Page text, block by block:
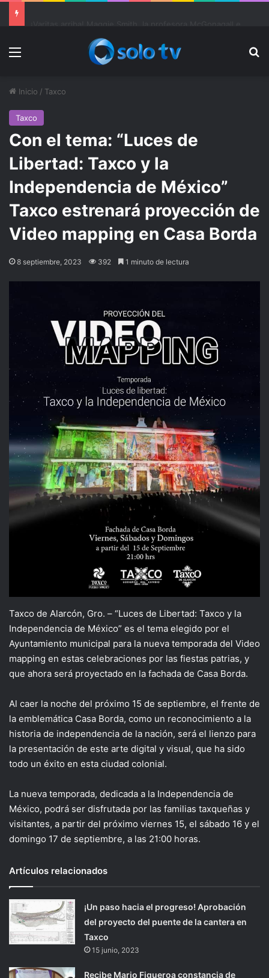
Menu
Inicio / Taxco
Taxco
Con el tema: “Luces de
Libertad: Taxco y la
Independencia de México”
Taxco estrenará proyección de
Video mapping en Casa Borda
8 septiembre, 2023 392 1 minuto de lectura
Taxco de Alarcón, Gro. – “Luces de Libertad: Taxco y la
Independencia de México” es el tema elegido por el
Ayuntamiento municipal para la nueva temporada del Video
mapping en estas celebraciones por las fiestas patrias, y
que ahora será proyectado en la fachada de Casa Borda.
Al caer la noche del próximo 15 de septiembre, el frente de
la emblemática Casa Borda, como un reconocimiento a la
historia de independencia de la nación, será el lienzo para
la presentación de este arte digital y visual, que ha sido
todo un éxito en esta ciudad colonial.
La nueva temporada, dedicada a la Independencia de
México, podrá ser disfrutada por las familias taxqueñas y
visitantes, a partir del próximo viernes 15, el sábado 16 y el
domingo 17 de septiembre, a las 21:00 horas.
Artículos relacionados
¡Un paso hacia el progreso! Aprobación
del proyecto del puente de la cantera en
Taxco
15 junio, 2023
Recibe Mario Figueroa constancia de